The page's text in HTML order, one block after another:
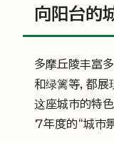
向阳台的
多摩丘陵丰富
和绿篱等，都展
这座城市的特
7年度的“城市